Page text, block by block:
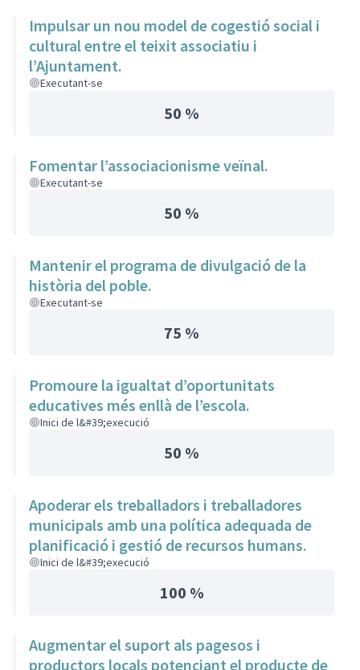
Impulsar un nou model de cogestió social i
cultural entre el teixit associatiu i
l’Ajuntament.
Executant-se
50 %
Fomentar l’associacionisme veïnal.
Executant-se
50 %
Mantenir el programa de divulgació de la
història del poble.
Executant-se
75 %
Promoure la igualtat d’oportunitats
educatives més enllà de l’escola.
Inici de l&#39;execució
50 %
Apoderar els treballadors i treballadores
municipals amb una política adequada de
planificació i gestió de recursos humans.
Inici de l&#39;execució
100 %
Augmentar el suport als pagesos i
productors locals potenciant el producte de